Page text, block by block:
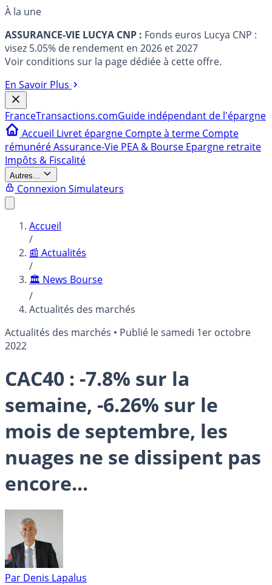
À la une
ASSURANCE-VIE LUCYA CNP : Fonds euros Lucya CNP :
visez 5.05% de rendement en 2026 et 2027
Voir conditions sur la page dédiée à cette offre.
En Savoir Plus
FranceTransactions.comGuide indépendant de l'épargne
Accueil Livret épargne Compte à terme Compte
rémunéréAssurance-Vie PEA & Bourse Epargne retraite
Impôts & Fiscalité
Autres...
Connexion Simulateurs
Accueil
/
📰 Actualités
/
🏛️ News Bourse
/
Actualités des marchés
Actualités des marchés • Publié lesamedi 1er octobre
2022
CAC40 : -7.8% sur la
semaine, -6.26% sur le
mois de septembre, les
nuages ne se dissipent pas
encore...
Par Denis Lapalus